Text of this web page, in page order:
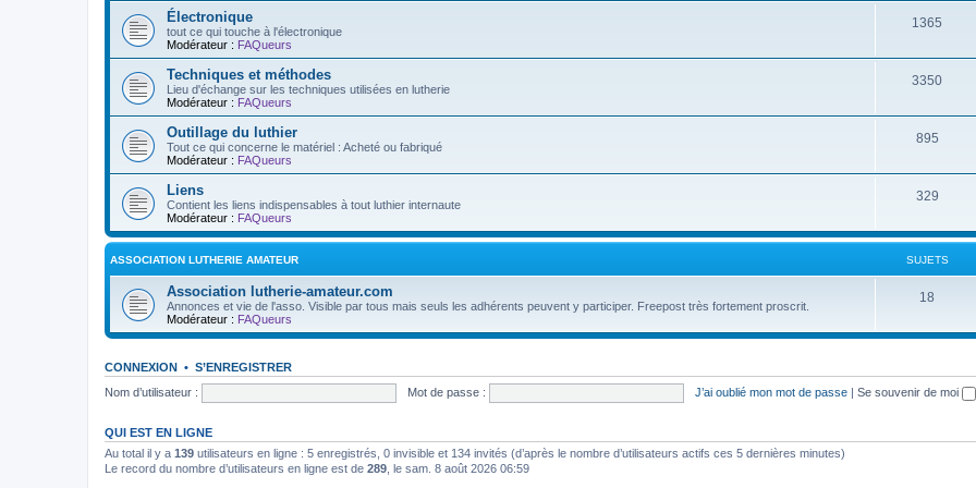
Électronique
tout ce qui touche à l'électronique
Modérateur : FAQueurs
1365
Techniques et méthodes
Lieu d'échange sur les techniques utilisées en lutherie
Modérateur : FAQueurs
3350
Outillage du luthier
Tout ce qui concerne le matériel : Acheté ou fabriqué
Modérateur : FAQueurs
895
Liens
Contient les liens indispensables à tout luthier internaute
Modérateur : FAQueurs
329
ASSOCIATION LUTHERIE AMATEUR SUJETS
Association lutherie-amateur.com
Annonces et vie de l'asso. Visible par tous mais seuls les adhérents peuvent y participer. Freepost très fortement proscrit.
Modérateur : FAQueurs
18
CONNEXION • S’ENREGISTRER
Nom d’utilisateur :
Mot de passe : J’ai oublié mon mot de passe | Se souvenir de moi
QUI EST EN LIGNE
Au total il y a 139 utilisateurs en ligne : 5 enregistrés, 0 invisible et 134 invités (d’après le nombre d’utilisateurs actifs ces 5 dernières minutes)
Le record du nombre d’utilisateurs en ligne est de 289 , le sam. 8 août 2026 06:59